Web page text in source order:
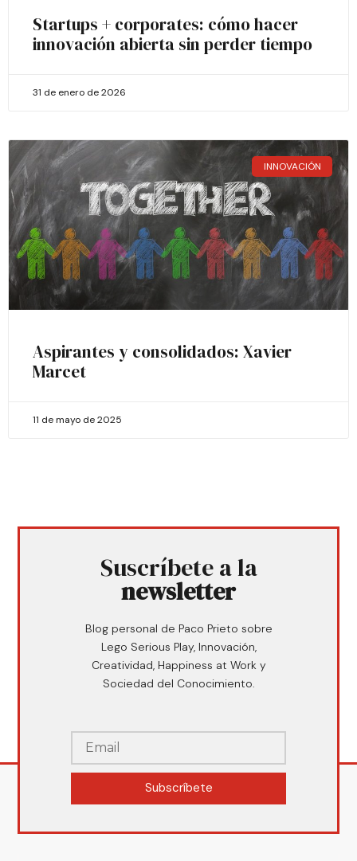
Startups + corporates: cómo hacer
innovación abierta sin perder tiempo
31 de enero de 2026
INNOVACIÓN
Aspirantes y consolidados: Xavier
Marcet
11 de mayo de 2025
Suscríbete a la
newsletter
Blog personal de Paco Prieto sobre
Lego Serious Play, Innovación,
Creatividad, Happiness at Work y
Sociedad del Conocimiento.
Subscríbete